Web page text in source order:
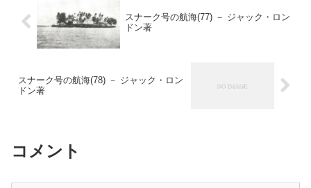
スナーク号の航海(77) － ジャック・ロン
ドン著
スナーク号の航海(78) － ジャック・ロン
ドン著
コメント